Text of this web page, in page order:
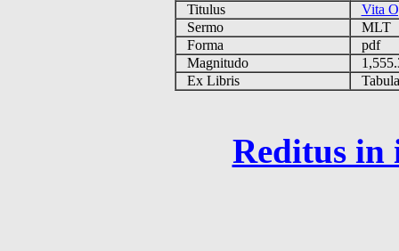
Titulus
Vita
Sermo
MLT
Forma
pdf
Magnitudo
Ex Libris
Reditus in